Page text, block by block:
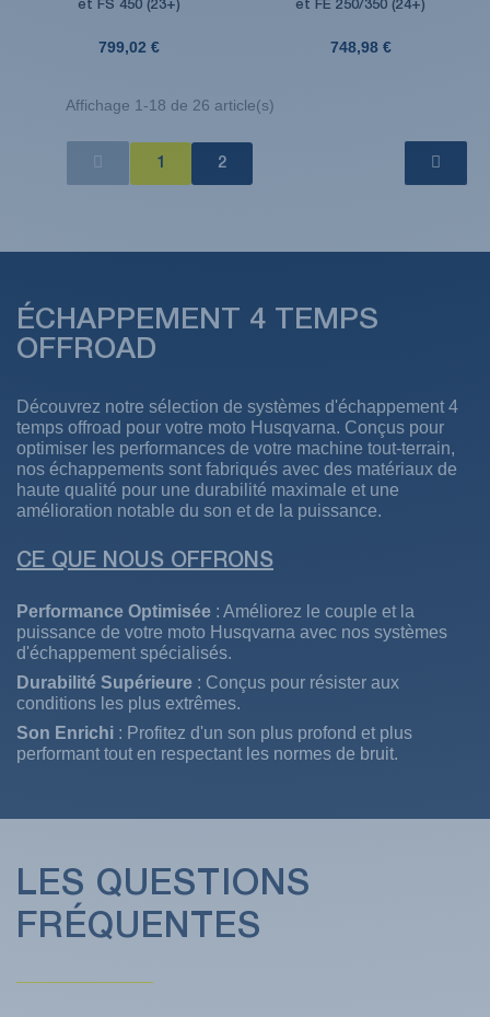
et FS 450 (23+)
799,02 €
et FE 250/350 (24+)
748,98 €
Affichage 1-18 de 26 article(s)
1 2
ÉCHAPPEMENT 4 TEMPS
OFFROAD
Découvrez notre sélection de systèmes d'échappement 4
temps offroad pour votre moto Husqvarna. Conçus pour
optimiser les performances de votre machine tout-terrain,
nos échappements sont fabriqués avec des matériaux de
haute qualité pour une durabilité maximale et une
amélioration notable du son et de la puissance.
CE QUE NOUS OFFRONS
Performance Optimisée : Améliorez le couple et la
puissance de votre moto Husqvarna avec nos systèmes
d'échappement spécialisés.
Durabilité Supérieure : Conçus pour résister aux
conditions les plus extrêmes.
Son Enrichi : Profitez d'un son plus profond et plus
performant tout en respectant les normes de bruit.
LES QUESTIONS
FRÉQUENTES